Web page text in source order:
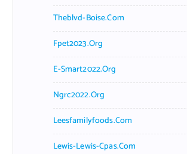
Theblvd-Boise.com
Fpet2023.org
E-Smart2022.org
Ngrc2022.org
Leesfamilyfoods.com
Lewis-Lewis-Cpas.com